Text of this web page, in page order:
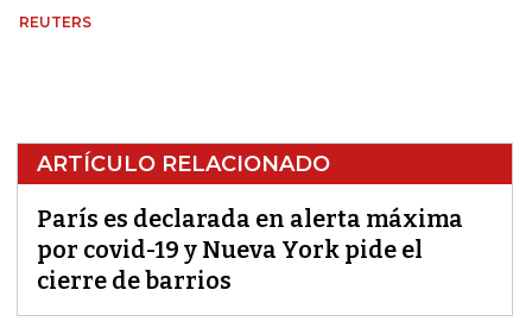
REUTERS
ARTÍCULO RELACIONADO
París es declarada en alerta máxima
por covid-19 y Nueva York pide el
cierre de barrios